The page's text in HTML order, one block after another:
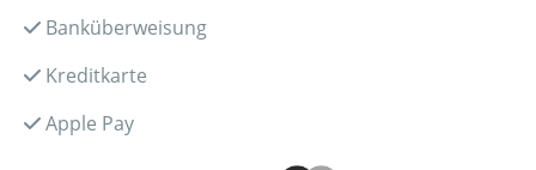
Banküberweisung
Kreditkarte
Apple Pay